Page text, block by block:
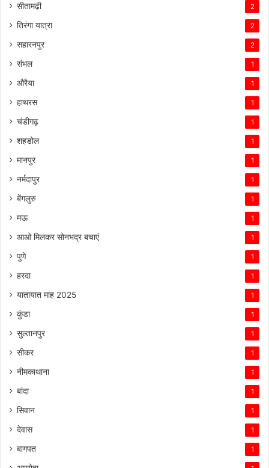
सीतामढ़ी 2
तिरंगा यात्रा 2
सहारनपुर 2
संभल 1
औरैया 1
हाथरस 1
चंडीगढ़ 1
शहडोल 1
मानपुर 1
नर्मदापुर 1
बेंगलुरु 1
मऊ 1
आओ मिलकर सोनभद्र बचाएं 1
पुणे 1
हरदा 1
यातायात माह 2025 1
कुंडा 1
सुल्तानपुर 1
सीकर 1
नीमकाथाना 1
बांदा 1
सिवान 1
देवास 1
बागपत 1